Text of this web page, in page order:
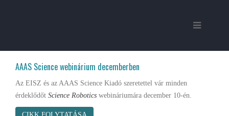
AAAS Science webinárium decemberben
Az EISZ és az AAAS Science Kiadó szeretettel vár minden
érdeklődőt Science Robotics webináriumára december 10-én.